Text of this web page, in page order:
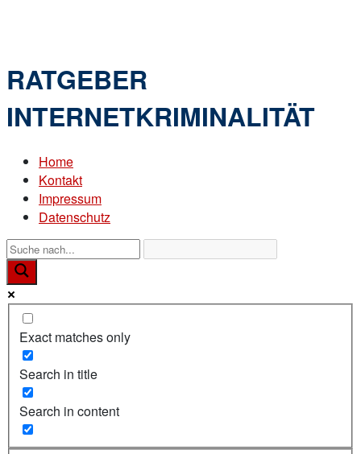
RATGEBER
INTERNETKRIMINALITÄT
Home
Kontakt
Impressum
Datenschutz
Exact matches only
Search in title
Search in content